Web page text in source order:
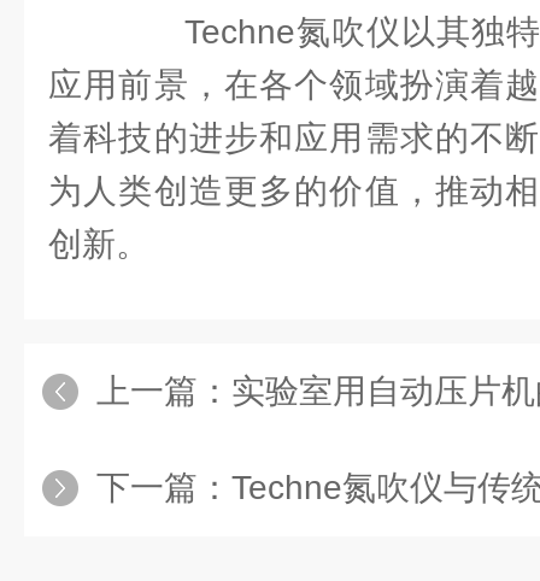
Techne氮吹仪以其独特
应用前景，在各个领域扮演着
着科技的进步和应用需求的不
为人类创造更多的价值，推动
创新。
上一篇： 实验室用自动压片
下一篇： Techne氮吹仪与传统